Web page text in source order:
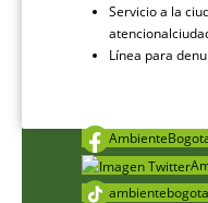
Servicio a la
Línea para
ambientebogota